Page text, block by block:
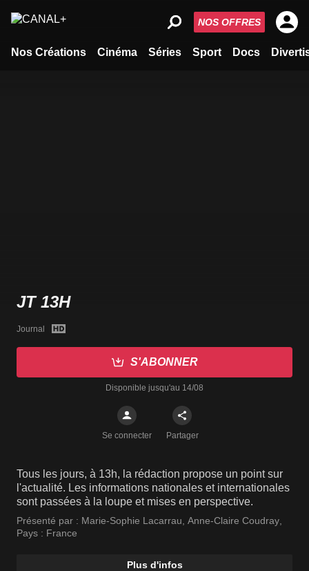
Nos Créations Cinéma Séries Sport Docs
NOS OFFRES
JT 13H
Journal
S'ABONNER
Disponible jusqu'au 14/08
Se connecter Partager
Tous les jours, à 13h, la rédaction propose un point sur
l'actualité. Les informations nationales et internationales
sont passées à la loupe et mises en perspective.
Présenté par : Marie-Sophie Lacarrau Anne-Claire Coudray
Isabelle Ithurburu
Pays : France
Plus d'infos